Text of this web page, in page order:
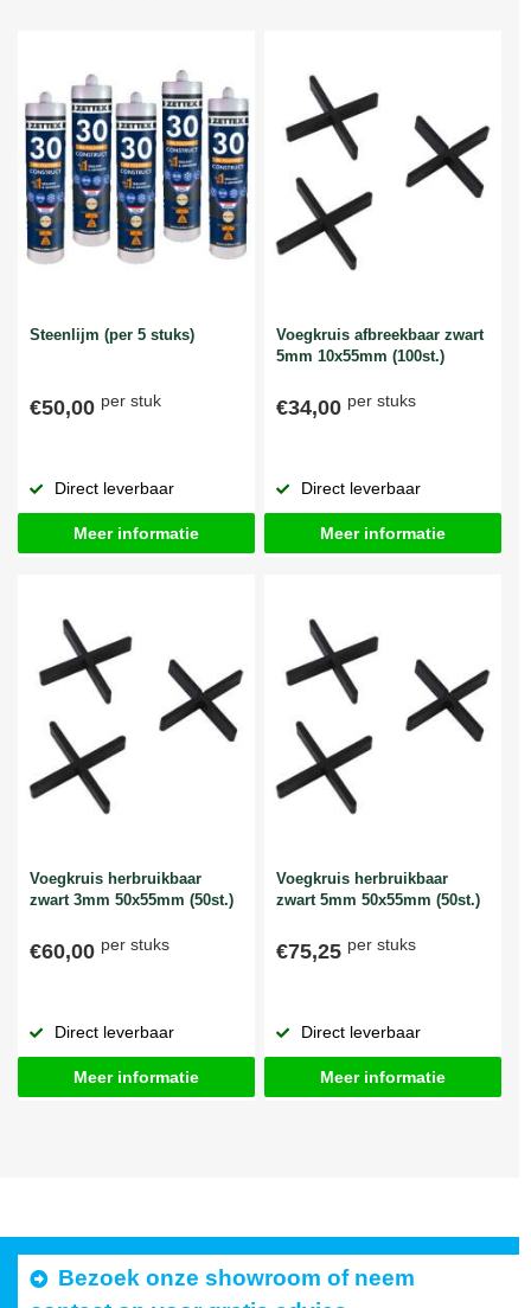
Steenlijm (per 5 stuks)
€50,00 per stuk
Direct leverbaar
Meer informatie
Voegkruis afbreekbaar zwart
5mm 10x55mm (100st.)
€34,00 per stuks
Direct leverbaar
Meer informatie
Voegkruis herbruikbaar
zwart 3mm 50x55mm (50st.)
€60,00 per stuks
Direct leverbaar
Meer informatie
Voegkruis herbruikbaar
zwart 5mm 50x55mm (50st.)
€75,25 per stuks
Direct leverbaar
Meer informatie
Bezoek onze showroom of neem